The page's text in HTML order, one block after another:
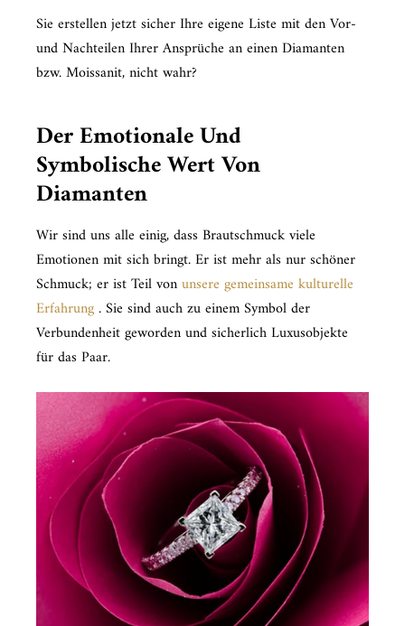
Sie erstellen jetzt sicher Ihre eigene Liste mit den Vor-
und Nachteilen Ihrer Ansprüche an einen Diamanten
bzw. Moissanit, nicht wahr?
Der Emotionale Und
Symbolische Wert Von
Diamanten
Wir sind uns alle einig, dass Brautschmuck viele
Emotionen mit sich bringt. Er ist mehr als nur schöner
Schmuck; er ist Teil vonunsere gemeinsame kulturelle
Erfahrung. Sie sind auch zu einem Symbol der
Verbundenheit geworden und sicherlich Luxusobjekte
für das Paar.